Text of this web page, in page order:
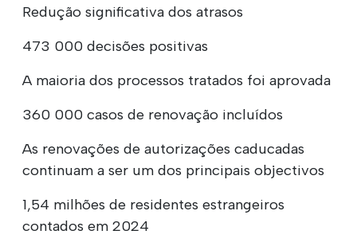
Redução significativa dos atrasos
473 000 decisões positivas
A maioria dos processos tratados foi aprovada
360 000 casos de renovação incluídos
As renovações de autorizações caducadas
continuam a ser um dos principais objectivos
1,54 milhões de residentes estrangeiros
contados em 2024